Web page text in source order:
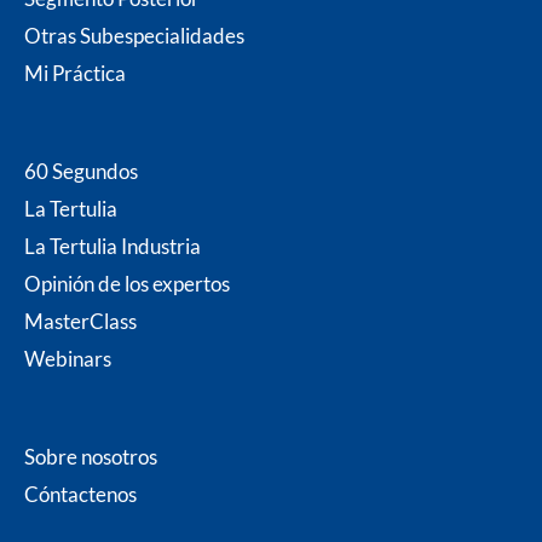
k
m
Otras Subespecialidades
Mi Práctica
60 Segundos
La Tertulia
La Tertulia Industria
Opinión de los expertos
MasterClass
Webinars
Sobre nosotros
Cóntactenos